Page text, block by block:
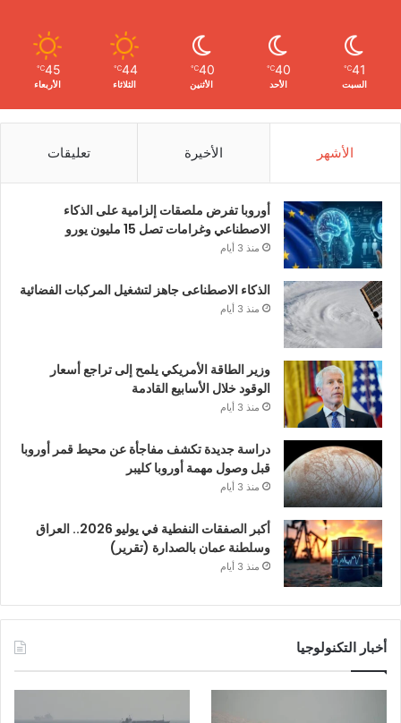
41
℃
السبت
40
℃
الأحد
40
℃
الأثنين
44
℃
الثلاثاء
45
℃
الأربعاء
الأشهر الأخيرة تعليقات
أوروبا تفرض ملصقات إلزامية على الذكاء
الاصطناعي وغرامات تصل 15 مليون يورو
منذ 3 أيام
الذكاء الاصطناعى جاهز لتشغيل المركبات الفضائية
منذ 3 أيام
وزير الطاقة الأمريكي يلمح إلى تراجع أسعار
الوقود خلال الأسابيع القادمة
منذ 3 أيام
دراسة جديدة تكشف مفاجأة عن محيط قمر أوروبا
قبل وصول مهمة أوروبا كليبر
منذ 3 أيام
أكبر الصفقات النفطية في يوليو 2026.. العراق
وسلطنة عمان بالصدارة (تقرير)
منذ 3 أيام
أخبار التكنولوجيا